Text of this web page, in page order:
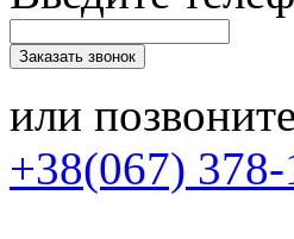
или
+38(067)